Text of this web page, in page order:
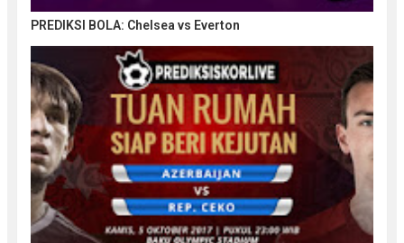
PREDIKSI BOLA: Chelsea vs Everton